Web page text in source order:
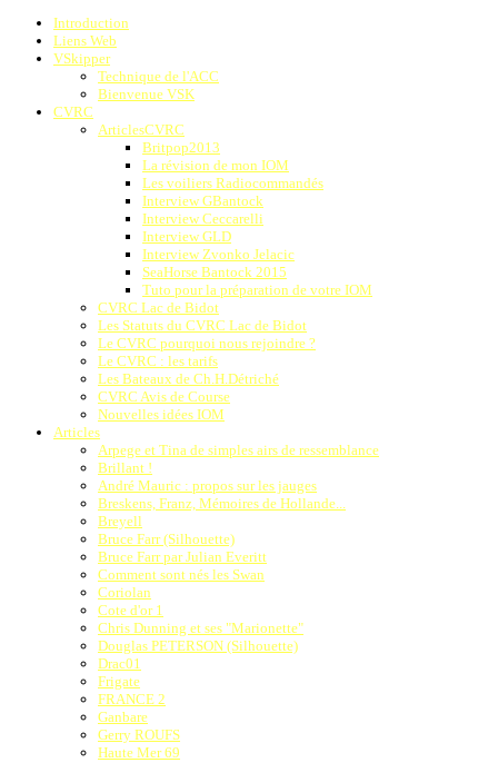
Introduction
Liens Web
VSkipper
Technique de l'ACC
Bienvenue VSK
CVRC
ArticlesCVRC
Britpop2013
La révision de mon IOM
Les voiliers Radiocommandés
Interview GBantock
Interview Ceccarelli
Interview GLD
Interview Zvonko Jelacic
SeaHorse Bantock 2015
Tuto pour la préparation de votre IOM
CVRC Lac de Bidot
Les Statuts du CVRC Lac de Bidot
Le CVRC pourquoi nous rejoindre ?
Le CVRC : les tarifs
Les Bateaux de Ch.H.Détriché
CVRC Avis de Course
Nouvelles idées IOM
Articles
Arpege et Tina de simples airs de ressemblance
Brillant !
André Mauric : propos sur les jauges
Breskens, Franz, Mémoires de Hollande...
Breyell
Bruce Farr (Silhouette)
Bruce Farr par Julian Everitt
Comment sont nés les Swan
Coriolan
Cote d'or 1
Chris Dunning et ses "Marionette"
Douglas PETERSON (Silhouette)
Drac01
Frigate
FRANCE 2
Ganbare
Gerry ROUFS
Haute Mer 69